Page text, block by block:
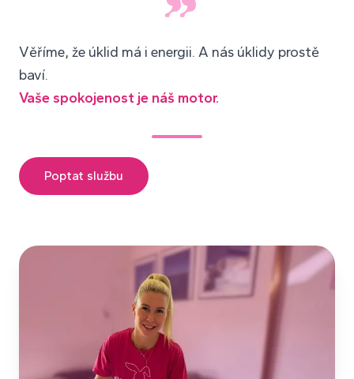
Věříme, že úklid má i energii. A nás úklidy prostě
baví.
Vaše spokojenost je náš motor.
Poptat službu